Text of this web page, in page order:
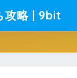
攻略 | 9bit